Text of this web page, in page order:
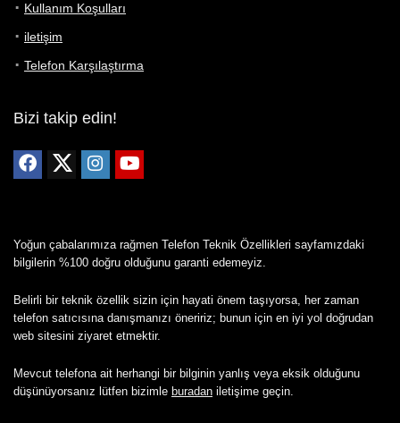
Kullanım Koşulları
iletişim
Telefon Karşılaştırma
Bizi takip edin!
Yoğun çabalarımıza rağmen Telefon Teknik Özellikleri sayfamızdaki
bilgilerin %100 doğru olduğunu garanti edemeyiz.
Belirli bir teknik özellik sizin için hayati önem taşıyorsa, her zaman
telefon satıcısına danışmanızı öneririz; bunun için en iyi yol doğrudan
web sitesini ziyaret etmektir.
Mevcut telefona ait herhangi bir bilginin yanlış veya eksik olduğunu
düşünüyorsanız lütfen bizimle buradan iletişime geçin.